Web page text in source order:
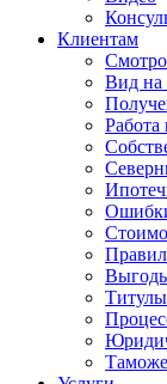
Клиентам
Вид на